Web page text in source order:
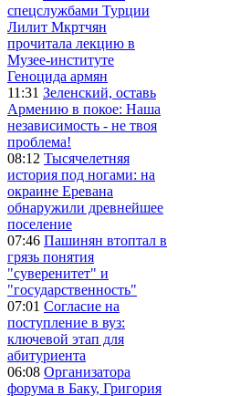
спецслужбами Турции
Лилит Мкртчян
прочитала лекцию в
Музее-институте
Геноцида армян
11:31 Зеленский, оставь
Армению в покое: Наша
независимость - не твоя
проблема!
08:12 Тысячелетняя
история под ногами: на
окраине Еревана
обнаружили древнейшее
поселение
07:46 Пашинян втоптал в
грязь понятия
"суверенитет" и
"государственность"
07:01 Согласие на
поступление в вуз:
ключевой этап для
абитуриента
06:08 Организатора
форума в Баку, Григория